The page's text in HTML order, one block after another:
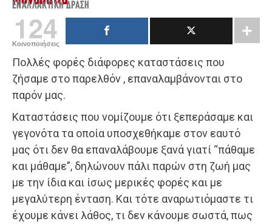
ΕΝΑΛΛΑΚΤΙΚΉ ΔΡΆΣΗ
124
Κοινοποιήσεις
Πολλές φορές διάφορες καταστάσεις που
ζήσαμε στο παρελθόν , επαναλαμβάνονται στο
παρόν μας.
Καταστάσεις που νομίζουμε ότι ξεπεράσαμε και
γεγονότα τα οποία υποσχεθήκαμε στον εαυτό
μας ότι δεν θα επαναλάβουμε ξανά γιατί “πάθαμε
και μάθαμε”, δηλώνουν πάλι παρών στη ζωή μας
με την ίδια και ίσως μερικές φορές και με
μεγαλύτερη ένταση. Και τότε αναρωτιόμαστε τι
έχουμε κάνει λάθος, τι δεν κάνουμε σωστά, πως